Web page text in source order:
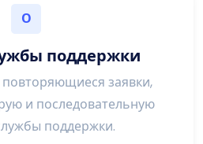
О
поддержки
заявки,
и последовательную
поддержки.